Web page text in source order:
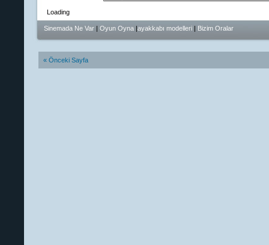
Loading
Sinemada Ne Var | Oyun Oyna |ayakkabı modelleri| Bizim Oralar
« Önceki Sayfa